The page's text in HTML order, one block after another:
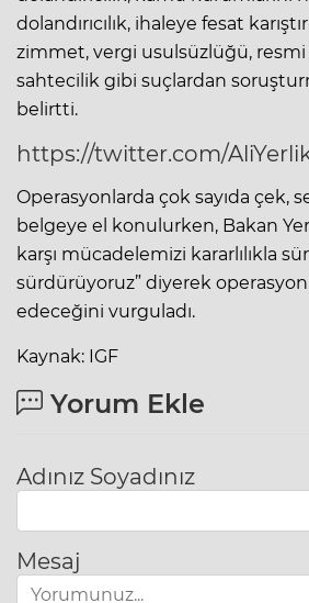
dolandırıcılık, ihaleye fesat
zimmet, vergi usulsüzlüğü,
sahtecilik gibi suçlardan
belirtti.
https://twitter.com/
Operasyonlarda çok sayıda çek,
belgeye el konulurken, Bakan
karşı mücadelemizi kararlılıkla
sürdürüyoruz” diyerek
edeceğini vurguladı.
Kaynak: IGF
Yorum Ekle
Adınız Soyadınız
Mesaj